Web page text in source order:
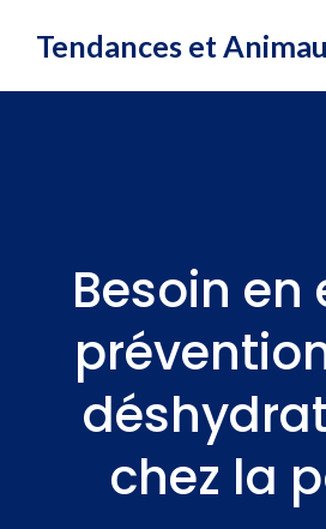
Tendances et
Besoin en
chez la